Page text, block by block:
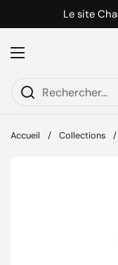
Passer au contenu
Le site
Ouvrir le menu
Accueil / Collections /